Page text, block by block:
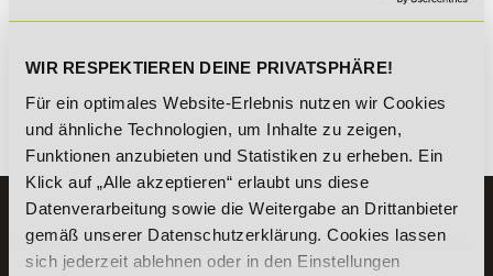
WIR RESPEKTIEREN DEINE PRIVATSPHÄRE!
Für ein optimales Website-Erlebnis nutzen wir Cookies
und ähnliche Technologien, um Inhalte zu zeigen,
Funktionen anzubieten und Statistiken zu erheben. Ein
Klick auf „Alle akzeptieren“ erlaubt uns diese
Datenverarbeitung sowie die Weitergabe an Drittanbieter
gemäß unserer Datenschutzerklärung. Cookies lassen
sich jederzeit ablehnen oder in den Einstellungen
kombinierbar. Wir informieren dich gern.
Es gibt keine Einträge mit diesem Anfangsbuchstaben.
KONTAKT
07191 - 22986 - 0